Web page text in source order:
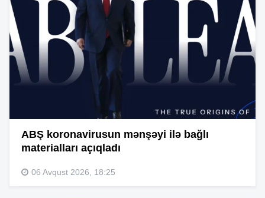
ABŞ koronavirusun mənşəyi ilə bağlı
materialları açıqladı
06 Avqust 2026, 18:25